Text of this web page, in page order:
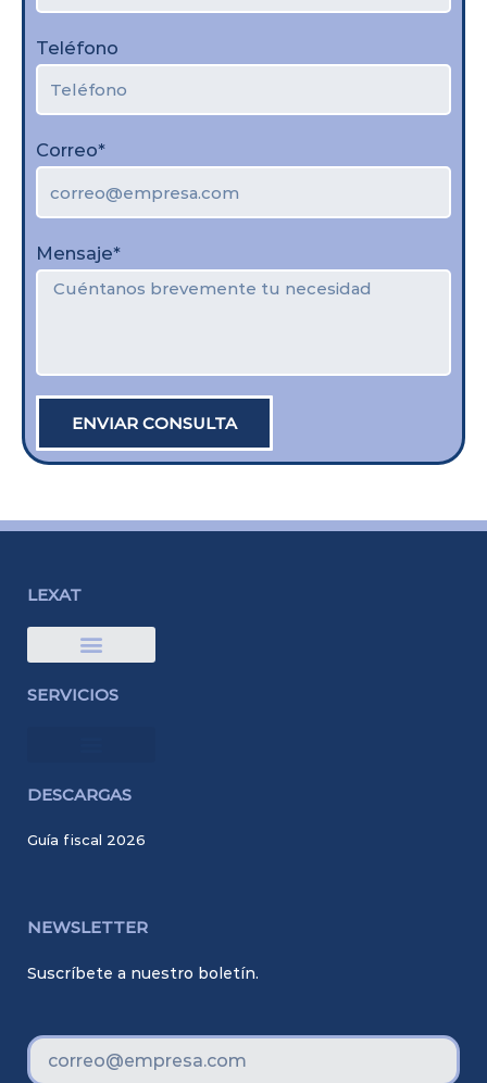
Teléfono
Correo*
Mensaje*
ENVIAR CONSULTA
LEXAT
SERVICIOS
DESCARGAS
Guía fiscal 2026
NEWSLETTER
Suscríbete a nuestro boletín.
Correo